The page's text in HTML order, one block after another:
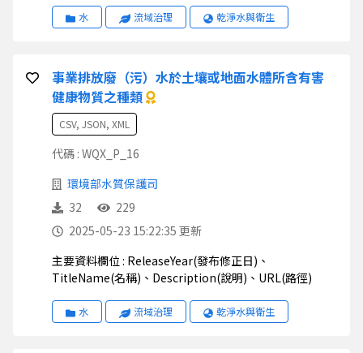
水 流域治理 乾淨水與衛生
事業排放廢（污）水於土壤或地面水體所含有害
健康物質之種類
CSV, JSON, XML
代碼 : WQX_P_16
環境部水質保護司
32
229
2025-05-23 15:22:35 更新
主要資料欄位 : ReleaseYear(發布修正日)、
TitleName(名稱)、Description(說明)、URL(路徑)
水 流域治理 乾淨水與衛生